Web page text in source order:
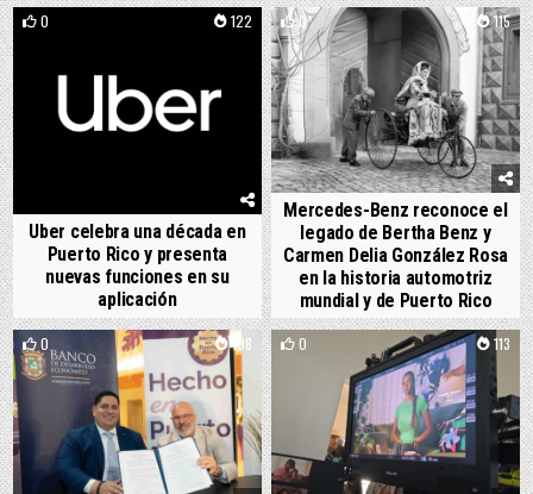
0 122
Uber celebra una década en
Puerto Rico y presenta
nuevas funciones en su
aplicación
0 115
Mercedes-Benz reconoce el
legado de Bertha Benz y
Carmen Delia González Rosa
en la historia automotriz
mundial y de Puerto Rico
0 108 0 113